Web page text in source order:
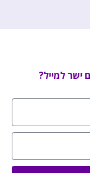
ישר למייל?